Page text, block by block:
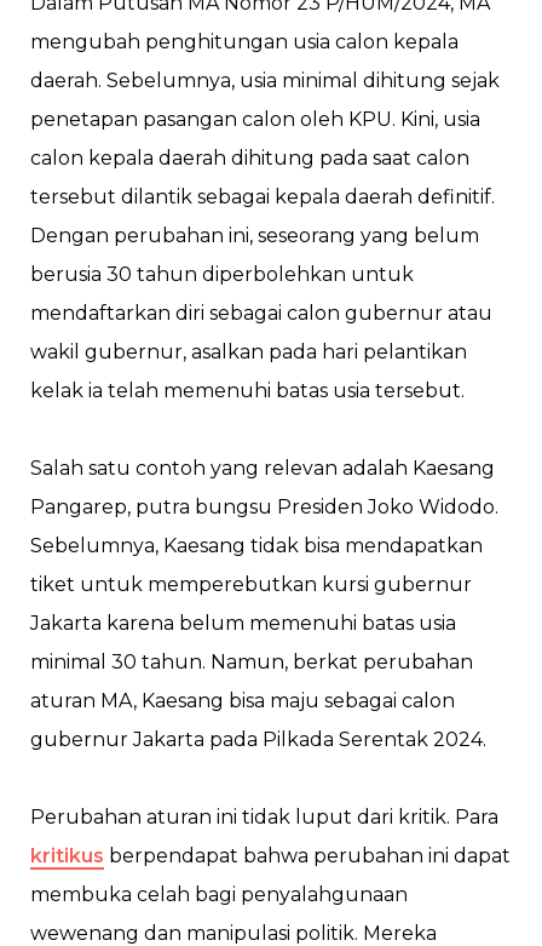
mengubah penghitungan usia calon kepala
daerah. Sebelumnya, usia minimal dihitung sejak
penetapan pasangan calon oleh KPU. Kini, usia
calon kepala daerah dihitung pada saat calon
tersebut dilantik sebagai kepala daerah definitif.
Dengan perubahan ini, seseorang yang belum
berusia 30 tahun diperbolehkan untuk
mendaftarkan diri sebagai calon gubernur atau
wakil gubernur, asalkan pada hari pelantikan
kelak ia telah memenuhi batas usia tersebut.
Salah satu contoh yang relevan adalah Kaesang
Pangarep, putra bungsu Presiden Joko Widodo.
Sebelumnya, Kaesang tidak bisa mendapatkan
tiket untuk memperebutkan kursi gubernur
Jakarta karena belum memenuhi batas usia
minimal 30 tahun. Namun, berkat perubahan
aturan MA, Kaesang bisa maju sebagai calon
gubernur Jakarta pada Pilkada Serentak 2024.
Perubahan aturan ini tidak luput dari kritik. Para
kritikus berpendapat bahwa perubahan ini dapat
membuka celah bagi penyalahgunaan
wewenang dan manipulasi politik. Mereka